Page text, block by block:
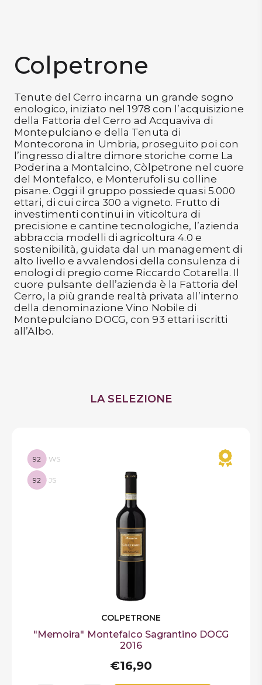
Accedi
Gift
Card
Preferiti
Blog
Colpetrone
Tenute del Cerro incarna un grande sogno
enologico, iniziato nel 1978 con l’acquisizione
della Fattoria del Cerro ad Acquaviva di
Montepulciano e della Tenuta di
Montecorona in Umbria, proseguito poi con
l’ingresso di altre dimore storiche come La
Poderina a Montalcino, Còlpetrone nel cuore
del Montefalco, e Monterufoli su colline
pisane. Oggi il gruppo possiede quasi 5.000
ettari, di cui circa 300 a vigneto. Frutto di
investimenti continui in viticoltura di
precisione e cantine tecnologiche, l’azienda
abbraccia modelli di agricoltura 4.0 e
sostenibilità, guidata dal un management di
alto livello e avvalendosi della consulenza di
enologi di pregio come Riccardo Cotarella. Il
cuore pulsante dell’azienda è la Fattoria del
Cerro, la più grande realtà privata all’interno
della denominazione Vino Nobile di
Montepulciano DOCG, con 93 ettari iscritti
all’Albo.
LA SELEZIONE
92 WS
92 JS
COLPETRONE
"Memoira" Montefalco Sagrantino DOCG
2016
€16,90